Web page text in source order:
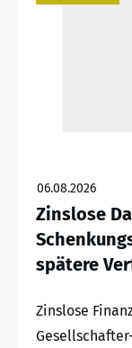
06.08.2026
Zinslose
spätere
Zinslose